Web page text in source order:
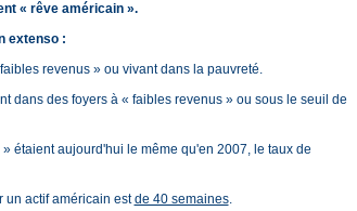
« rêve américain ».
extenso :
revenus » ou vivant dans la pauvreté.
dans des foyers à « faibles revenus » ou sous le seuil de
étaient aujourd'hui le même qu'en 2007, le taux de
un actif américain estde 40 semaines.